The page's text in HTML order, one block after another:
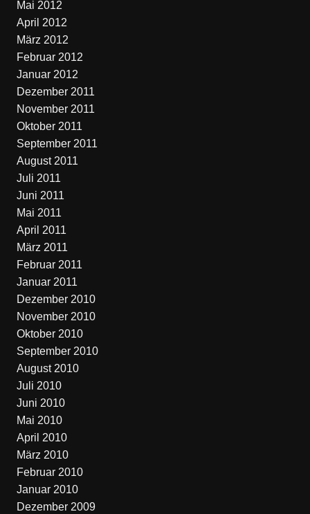
Mai 2012
April 2012
März 2012
Februar 2012
Januar 2012
Dezember 2011
November 2011
Oktober 2011
September 2011
August 2011
Juli 2011
Juni 2011
Mai 2011
April 2011
März 2011
Februar 2011
Januar 2011
Dezember 2010
November 2010
Oktober 2010
September 2010
August 2010
Juli 2010
Juni 2010
Mai 2010
April 2010
März 2010
Februar 2010
Januar 2010
Dezember 2009